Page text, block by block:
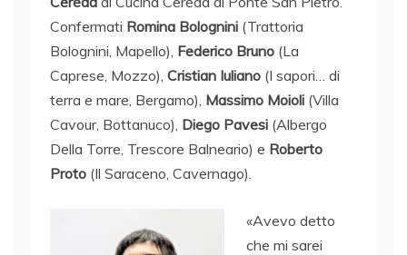
Confermati Romina Bolognini (Trattoria
Bolognini, Mapello), Federico Bruno (La
Caprese, Mozzo), Cristian Iuliano (I sapori… di
terra e mare, Bergamo), Massimo Moioli (Villa
Cavour, Bottanuco), Diego Pavesi (Albergo
Della Torre, Trescore Balneario) e Roberto
Proto (Il Saraceno, Cavernago).
«Avevo detto
che mi sarei